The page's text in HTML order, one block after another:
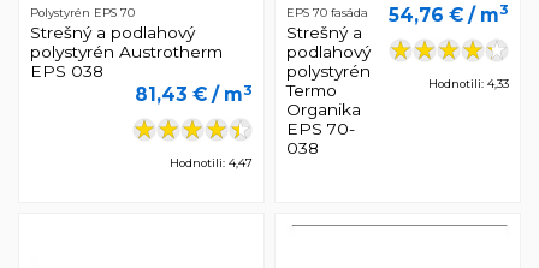
Polystyrén EPS 70
Strešný a podlahový
polystyrén Austrotherm
EPS 038
81,43 € / m3
Hodnotili: 4,47
EPS 70 fasáda
Strešný a
podlahový
polystyrén
Termo
Organika
EPS 70-
038
54,76 € / m3
Hodnotili: 4,33